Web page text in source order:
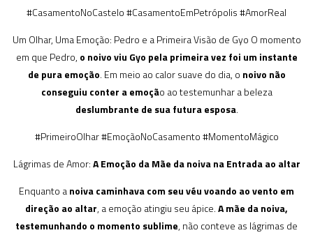
#CasamentoNoCastelo #CasamentoEmPetrópolis #AmorReal
Um Olhar, Uma Emoção: Pedro e a Primeira Visão de Gyo O momento
em que Pedro, o noivo viu Gyo pela primeira vez foi um instante
de pura emoção. Em meio ao calor suave do dia, o noivo não
conseguiu conter a emoção ao testemunhar a beleza
deslumbrante de sua futura esposa.
#PrimeiroOlhar #EmoçãoNoCasamento #MomentoMágico
Lágrimas de Amor:A Emoção da Mãe da noiva na Entrada ao altar
Enquanto anoiva caminhava com seu véu voando ao vento em
direção ao altar, a emoção atingiu seu ápice.A mãe da noiva,
testemunhando o momento sublime, não conteve as lágrimas de